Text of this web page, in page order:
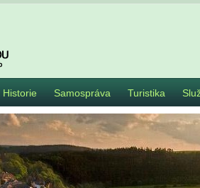
Historie Samospráva Turistika